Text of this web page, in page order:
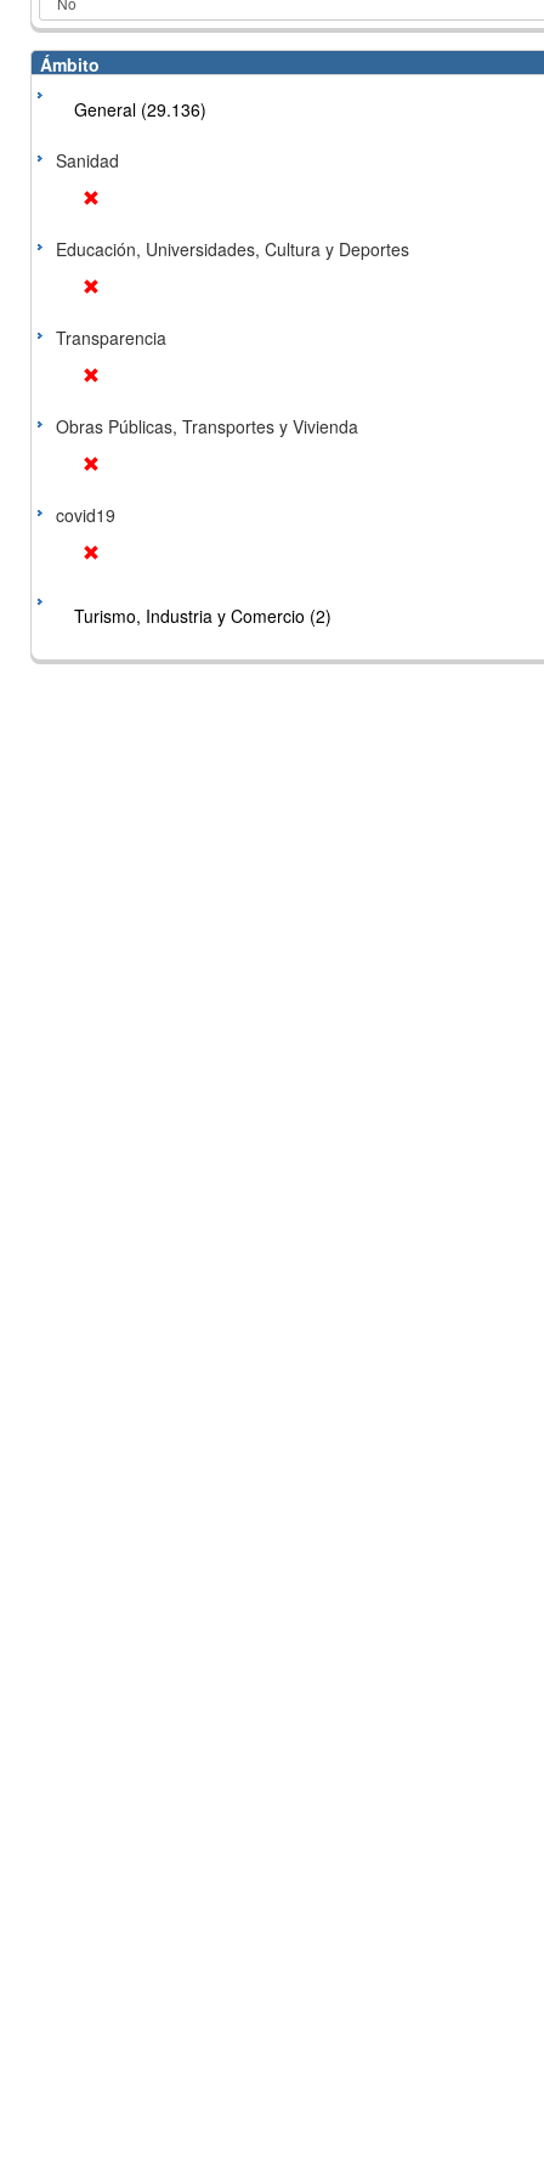
Ámbito
General (29.136)
Sanidad
Educación, Universidades, Cultura y Deportes
Transparencia
Obras Públicas, Transportes y Vivienda
covid19
Turismo, Industria y Comercio (2)